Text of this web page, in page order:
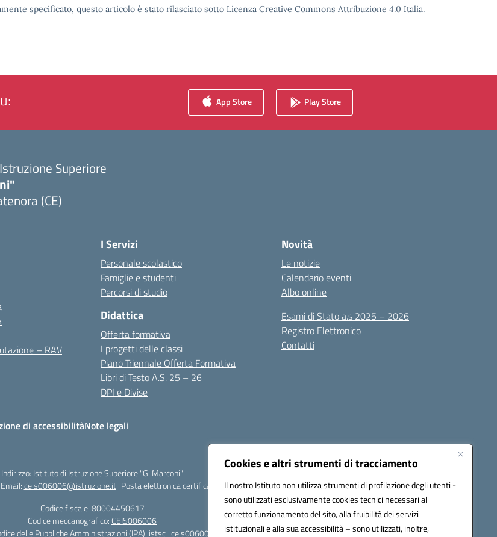
Cookies e altri strumenti di tracciamento
Il nostro Istituto non utilizza strumenti di profilazione degli utenti -
sono utilizzati esclusivamente cookies tecnici necessari al
corretto funzionamento del sito, alla fruibilità dei servizi
istituzionali e alla sua accessibilità – sono utilizzati, inoltre,
specificato, questo articolo è stato rilasciato sotto Licenza Creative Commons Attribuzione 4.0 Italia.
App Store Play Store
Superiore
(CE)
– RAV
I Servizi
Personale scolastico
Famiglie e studenti
Percorsi di studio
Didattica
Offerta formativa
I progetti delle classi
Piano Triennale Offerta Formativa
Libri di Testo A.S. 25 – 26
DPI e Divise
Novità
Le notizie
Calendario eventi
Albo online
Esami di Stato a.s 2025 – 2026
Registro Elettronico
Contatti
di accessibilitàNote legali
Indirizzo: Istituto di Istruzione Superiore "G. Marconi"
Email:ceis006006@istruzione.it Posta elettronica certificata (PEC):ceis006006@pec.istruzione.it
Codice fiscale: 80004450617
Codice meccanografico: CEIS006006
delle Pubbliche Amministrazioni (IPA): istsc_ceis006006